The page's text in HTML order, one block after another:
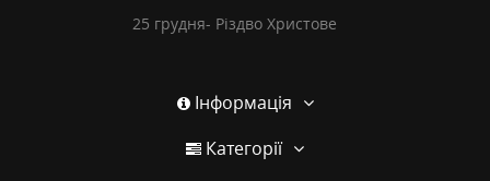
25 грудня- Різдво Христове
Інформація
Категорії